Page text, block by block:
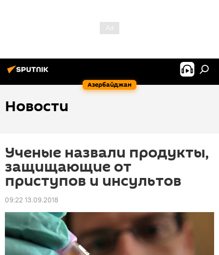
Азербайджан
Новости
Ученые назвали продукты,
защищающие от
приступов и инсультов
09:22 13.09.2018